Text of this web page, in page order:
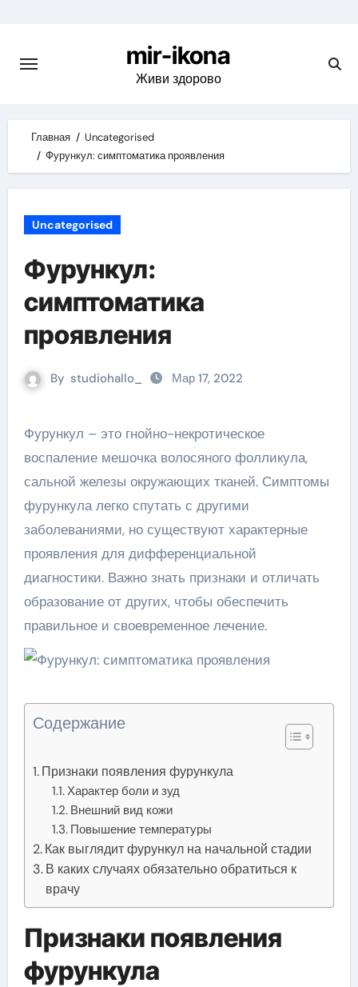
content
mir-ikona
Живи здорово
Главная
Uncategorised
Фурункул: симптоматика проявления
Uncategorised
Фурункул:
симптоматика
проявления
By studiohallo_ Мар 17, 2022
Фурункул – это гнойно-некротическое
воспаление мешочка волосяного фолликула,
сальной железы окружающих тканей. Симптомы
фурункула легко спутать с другими
заболеваниями, но существуют характерные
проявления для дифференциальной
диагностики. Важно знать признаки и отличать
образование от других, чтобы обеспечить
правильное и своевременное лечение.
Содержание
Признаки появления фурункула
Характер боли и зуд
Внешний вид кожи
Повышение температуры
Как выглядит фурункул на начальной стадии
В каких случаях обязательно обратиться к
врачу
Признаки появления
фурункула